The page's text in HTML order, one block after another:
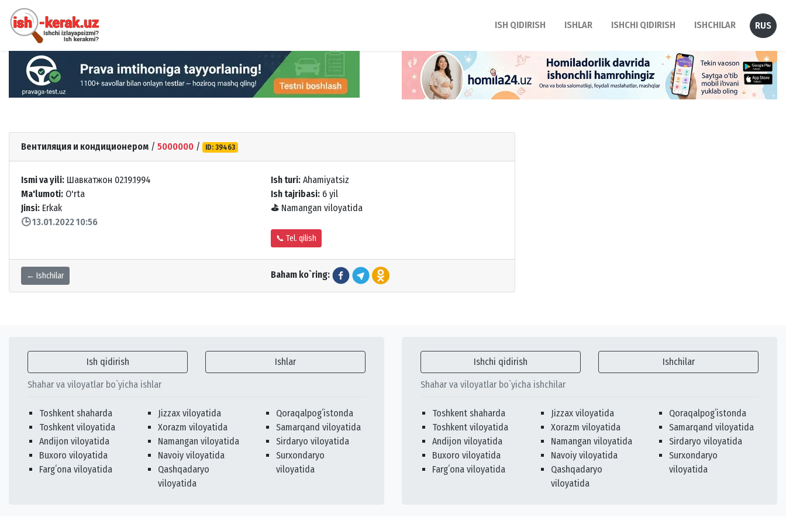
ISH QIDIRISH ISHLAR ISHCHI QIDIRISH ISHCHILAR RUS
Вентиляция и кондиционером / 5000000 / ID: 39463
Ismi va yili: Шавкатжон 02.19.1994
Ma'lumoti: O'rta
Jinsi: Erkak
🕒 13.01.2022 10:56
Ish turi: Ahamiyatsiz
Ish tajribasi: 6 yil
⛳ Namangan viloyatida
📞 Tel. qilish
← Ishchilar Baham ko`ring:
Ish qidirish Ishlar
Shahar va viloyatlar bo`yicha ishlar
Toshkent shaharda
Toshkent viloyatida
Andijon viloyatida
Buxoro viloyatida
Fargʻona viloyatida
Jizzax viloyatida
Xorazm viloyatida
Namangan viloyatida
Navoiy viloyatida
Qashqadaryo
viloyatida
Qoraqalpogʻistonda
Samarqand viloyatida
Sirdaryo viloyatida
Surxondaryo
viloyatida
Ishchi qidirish Ishchilar
Shahar va viloyatlar bo`yicha ishchilar
Toshkent shaharda
Toshkent viloyatida
Andijon viloyatida
Buxoro viloyatida
Fargʻona viloyatida
Jizzax viloyatida
Xorazm viloyatida
Namangan viloyatida
Navoiy viloyatida
Qashqadaryo
viloyatida
Qoraqalpogʻistonda
Samarqand viloyatida
Sirdaryo viloyatida
Surxondaryo
viloyatida